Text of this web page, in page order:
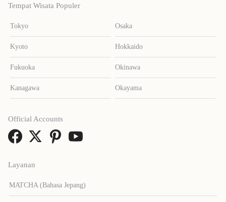
Tempat Wisata Populer
Tokyo Osaka
Kyoto Hokkaido
Fukuoka Okinawa
Kanagawa Okayama
Layanan
MATCHA (Bahasa Jepang)
Official Accounts